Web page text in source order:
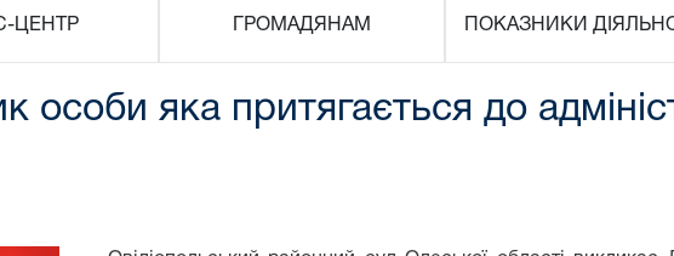
ЦЕНТР ГРОМАДЯНАМ ПОКАЗНИКИ
яка притягається до